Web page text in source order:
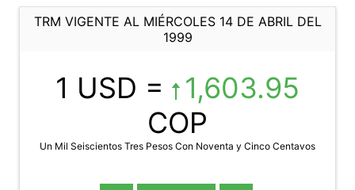
TRM VIGENTE AL MIÉRCOLES 14 DE ABRIL DEL
1999
1 USD =
1,603.95
COP
Un Mil Seiscientos Tres Pesos Con Noventa y Cinco Centavos